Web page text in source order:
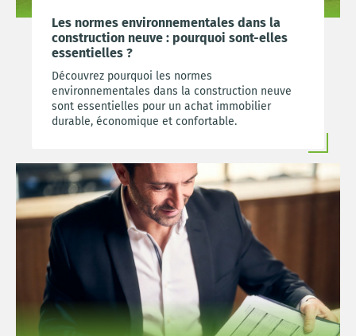
Les normes environnementales dans la
construction neuve : pourquoi sont-elles
essentielles ?
Découvrez pourquoi les normes
environnementales dans la construction neuve
sont essentielles pour un achat immobilier
durable, économique et confortable.